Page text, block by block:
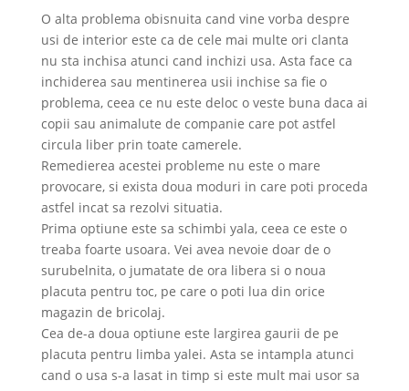
O alta problema obisnuita cand vine vorba despre
usi de interior este ca de cele mai multe ori clanta
nu sta inchisa atunci cand inchizi usa. Asta face ca
inchiderea sau mentinerea usii inchise sa fie o
problema, ceea ce nu este deloc o veste buna daca ai
copii sau animalute de companie care pot astfel
circula liber prin toate camerele.
Remedierea acestei probleme nu este o mare
provocare, si exista doua moduri in care poti proceda
astfel incat sa rezolvi situatia.
Prima optiune este sa schimbi yala, ceea ce este o
treaba foarte usoara. Vei avea nevoie doar de o
surubelnita, o jumatate de ora libera si o noua
placuta pentru toc, pe care o poti lua din orice
magazin de bricolaj.
Cea de-a doua optiune este largirea gaurii de pe
placuta pentru limba yalei. Asta se intampla atunci
cand o usa s-a lasat in timp si este mult mai usor sa